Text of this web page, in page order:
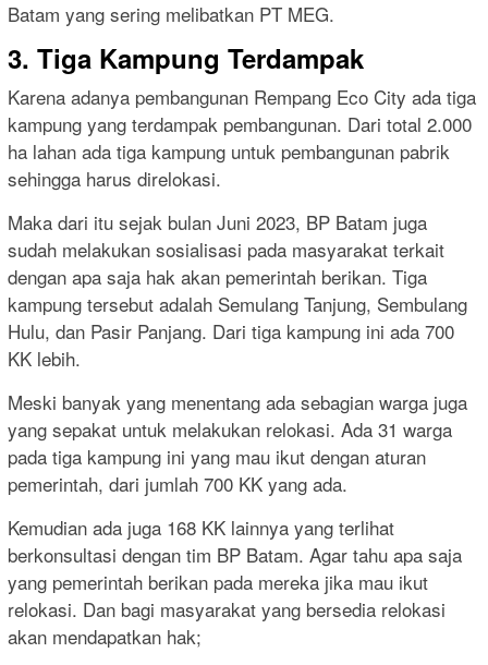
Batam yang sering melibatkan PT MEG.
3. Tiga Kampung Terdampak
Karena adanya pembangunan Rempang Eco City ada tiga
kampung yang terdampak pembangunan. Dari total 2.000
ha lahan ada tiga kampung untuk pembangunan pabrik
sehingga harus direlokasi.
Maka dari itu sejak bulan Juni 2023, BP Batam juga
sudah melakukan sosialisasi pada masyarakat terkait
dengan apa saja hak akan pemerintah berikan. Tiga
kampung tersebut adalah Semulang Tanjung, Sembulang
Hulu, dan Pasir Panjang. Dari tiga kampung ini ada 700
KK lebih.
Meski banyak yang menentang ada sebagian warga juga
yang sepakat untuk melakukan relokasi. Ada 31 warga
pada tiga kampung ini yang mau ikut dengan aturan
pemerintah, dari jumlah 700 KK yang ada.
Kemudian ada juga 168 KK lainnya yang terlihat
berkonsultasi dengan tim BP Batam. Agar tahu apa saja
yang pemerintah berikan pada mereka jika mau ikut
relokasi. Dan bagi masyarakat yang bersedia relokasi
akan mendapatkan hak;